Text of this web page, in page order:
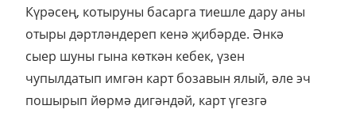
Күрәсең, котыруны басарга тиешле дару аны
отыры дәртләндереп кенә җибәрде. Әнкә
сыер шуны гына көткән кебек, үзен
чупылдатып имгән карт бозавын ялый, әле эч
пошырып йөрмә дигәндәй, карт үгезгә